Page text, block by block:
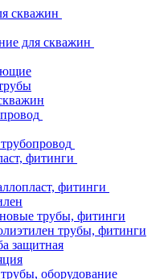
скважин
для скважин
фитинги
фитинги
трубы, фитинги
трубы, фитинги
защитная
оборудование